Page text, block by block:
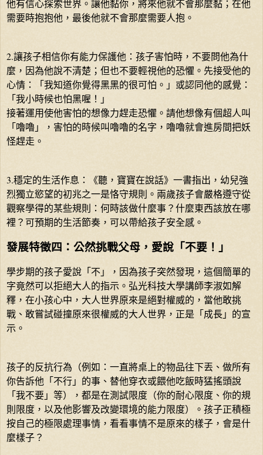
他有信心探索世界。讓他黏你，將來他就不會那麼黏；在他
需要時抱抱他，最後他就不會那麼需要人抱。
2.讓孩子相信你有能力保護他：孩子害怕時，不要問他為什
麼，因為他說不清楚；但也不要輕視他的恐懼。先接受他的
心情：「我知道你覺得黑黑的很可怕。」或認同他的感覺：
「我小時候也怕黑喔！」
接著運用使他害怕的想像力趕走恐懼。請他想像有個超人叫
「嚕嚕」，害怕的時候叫嚕嚕的名字，嚕嚕就會進房間把妖
怪趕走。
3.穩定的生活作息：《聽，寶寶在說話》一書指出，幼兒強
烈獨立慾望的初兆之一是恪守規則。兩歲孩子會嚴格遵守從
觀察學得的某些規則：何時該做什麼事？什麼東西該放在哪
裡？可預期的生活節奏，可以帶給孩子安全感。
發展特徵四：公然挑戰父母，愛說「不要！」
學步期的孩子愛說「不」，因為孩子突然發現，這個簡單的
字竟然可以拒絕大人的指示。弘光科技大學講師李淑如解
釋，在小孩心中，大人世界原來是絕對權威的，當他敢挑
戰、敢嘗試碰撞原來很權威的大人世界，正是「成長」的宣
示。
孩子的反抗行為（例如：一直將桌上的物品往下丟、做所有
你告訴他「不行」的事、替他穿衣或餵他吃飯時猛搖頭說
「我不要」等），都是在測試限度（你的耐心限度、你的規
則限度，以及他影響及改變環境的能力限度）。孩子正積極
按自己的極限處理事情，看看事情不是原來的樣子，會是什
麼樣子？